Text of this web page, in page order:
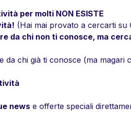
per molti NON ESISTE
(Hai mai provato a cercarti su
da chi non ti conosce, ma
chi già ti conosce (ma magari
newse offerte speciali